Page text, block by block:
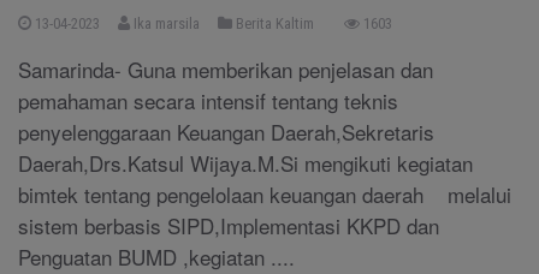
13-04-2023 Ika marsila Berita Kaltim 1603
Samarinda- Guna memberikan penjelasan dan
pemahaman secara intensif tentang teknis
penyelenggaraan Keuangan Daerah,Sekretaris
Daerah,Drs.Katsul Wijaya.M.Si mengikuti kegiatan
bimtek tentang pengelolaan keuangan daerah melalui
sistem berbasis SIPD,Implementasi KKPD dan
Penguatan BUMD ,kegiatan ....